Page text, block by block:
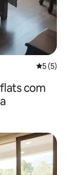
5 de
5 (5)
com